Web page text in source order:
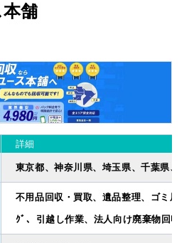
舗
詳細
東京都、神奈川県、埼玉県、千葉県、
不用品回収・買取、遺品整理、ゴミ屋
ｸﾞ、引越し作業、法人向け廃棄物回収